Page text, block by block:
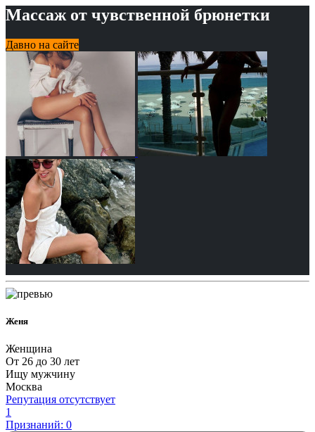
Массаж от чувственной брюнетки
Давно на сайте
Женя
Женщина
От 26 до 30 лет
Ищу мужчину
Москва
Репутация отсутствует
1
Признаний: 0